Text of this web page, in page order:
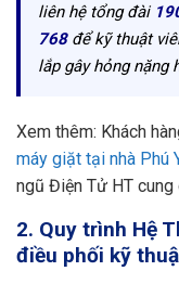
liên hệ tổng đài
768để kỹ thuật
lắp gây hỏng nặng
Xem thêm: Khách
máy giặt tại nhà Phú
ngũ Điện Tử HT cung
2. Quy trình Hệ
điều phối kỹ